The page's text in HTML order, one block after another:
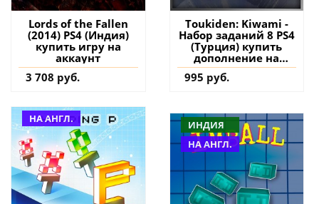
Lords of the Fallen
(2014) PS4 (Индия)
купить игру на
аккаунт
3 708 руб.
Toukiden: Kiwami -
Набор заданий 8 PS4
(Турция) купить
дополнение на
аккаунт
995 руб.
НА АНГЛ.
ИНДИЯ
НА АНГЛ.